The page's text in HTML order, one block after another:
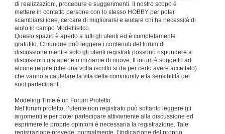
di realizzazioni, procedure e suggerimenti. Il nostro scopo è
mettere in contatto persone con lo stesso HOBBY per poter
scambiarsi idee, cercare di migliorarsi e aiutare chi ha necessità di
aiuto in campo Modellisitco.
Questo spazio è aperto a tutti gli utenti ed è completamente
gratutito. Chiunque può leggere i contenuti del forum di
discussione mentre solo gli utenti registrati possono rispondere a
discussioni già aperte o iniziarne di nuove. Il forum è soggetto ad
alcune regole (che una volta iscritto si da per certo avere accettato)
che vanno a cautelare la vita della community e la sensibilità dei
suoi partecipanti:
Modeling Time è un Forum Protetto.
Nel forum protetto, l’utente non registrato può soltanto leggere gli
argomenti e per poter partecipare attivamente alla discussione ed
esprimere le proprie opinioni è necessaria la registrazione. Tale
registrazione prevede, normalmente, l’indicazione del proprio